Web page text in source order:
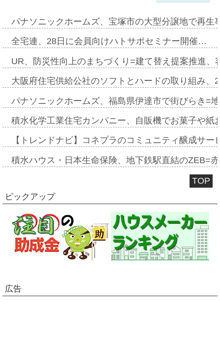
パナソニックホームズ、宝塚市の大型分譲地で再
全宅連、28日に会員向けハトサポセミナー開催…
UR、防災性向上のまちづくり=建て替え提案推進
大阪府住宅供給公社のソフトとハードの取り組み
パナソニックホームズ、福島県伊達市で街びらき=
積水化学工業住宅カンパニー、自販機でお菓子や
【トレンドナビ】コネプラのコミュニティ醸成サ
積水ハウス・日本生命保険、地下鉄駅直結のZEB=
TOP
ピックアップ
広告